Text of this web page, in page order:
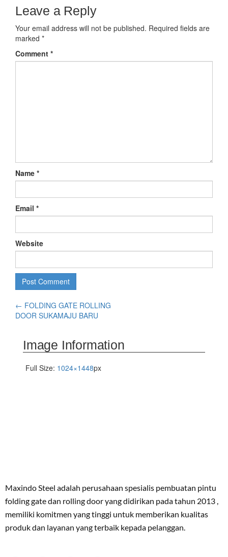
Leave a Reply
Your email address will not be published. Required fields are
marked *
Comment *
Name *
Email *
Website
← FOLDING GATE ROLLING
DOOR SUKAMAJU BARU
Image Information
Full Size: 1024×1448px
Maxindo Steel adalah perusahaan spesialis pembuatan pintu
folding gate dan rolling door yang didirikan pada tahun 2013 ,
memiliki komitmen yang tinggi untuk memberikan kualitas
produk dan layanan yang terbaik kepada pelanggan.